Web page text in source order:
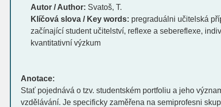
Autor / Author: Svatoš, T.
Klíčová slova / Key words: pregraduálni učitelská
začínající student učitelství, reflexe a sebereflexe,
kvantitativní výzkum
Anotace:
Stať pojednává o tzv. studentském portfoliu a jeho
vzdělávání. Je specificky zaměřena na semiprofesni